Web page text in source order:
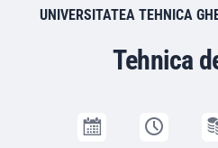
UNIVERSITATEA TEHNICA
Tehnica